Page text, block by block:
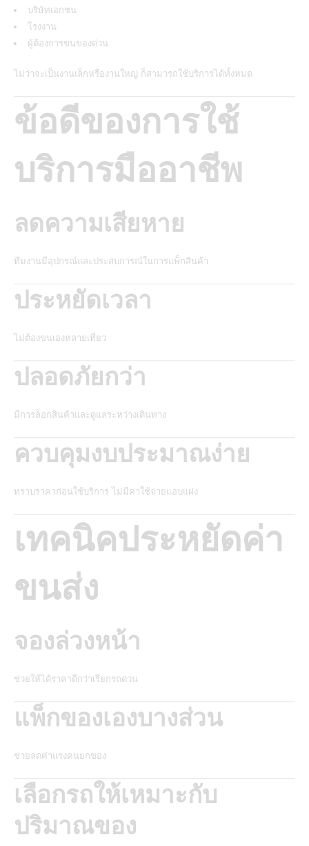
บริษัทเอกชน
โรงงาน
ผู้ต้องการขนของด่วน
ไม่ว่าจะเป็นงานเล็กหรืองานใหญ่ ก็สามารถใช้บริการได้ทั้งหมด
ข้อดีของการใช้
บริการมืออาชีพ
ลดความเสียหาย
ทีมงานมีอุปกรณ์และประสบการณ์ในการแพ็กสินค้า
ประหยัดเวลา
ไม่ต้องขนเองหลายเที่ยว
ปลอดภัยกว่า
มีการล็อกสินค้าและดูแลระหว่างเดินทาง
ควบคุมงบประมาณง่าย
ทราบราคาก่อนใช้บริการ ไม่มีค่าใช้จ่ายแอบแฝง
เทคนิคประหยัดค่า
ขนส่ง
จองล่วงหน้า
ช่วยให้ได้ราคาดีกว่าเรียกรถด่วน
แพ็กของเองบางส่วน
ช่วยลดค่าแรงคนยกของ
เลือกรถให้เหมาะกับ
ปริมาณของ